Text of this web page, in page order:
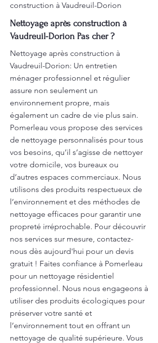
construction à Vaudreuil-Dorion
Nettoyage après construction à
Vaudreuil-Dorion Pas cher ?
Nettoyage après construction à
Vaudreuil-Dorion: Un entretien
ménager professionnel et régulier
assure non seulement un
environnement propre, mais
également un cadre de vie plus sain.
Pomerleau vous propose des services
de nettoyage personnalisés pour tous
vos besoins, qu’il s’agisse de nettoyer
votre domicile, vos bureaux ou
d’autres espaces commerciaux. Nous
utilisons des produits respectueux de
l’environnement et des méthodes de
nettoyage efficaces pour garantir une
propreté irréprochable. Pour découvrir
nos services sur mesure, contactez-
nous dès aujourd'hui pour un devis
gratuit ! Faites confiance à Pomerleau
pour un nettoyage résidentiel
professionnel. Nous nous engageons à
utiliser des produits écologiques pour
préserver votre santé et
l’environnement tout en offrant un
nettoyage de qualité supérieure. Vous